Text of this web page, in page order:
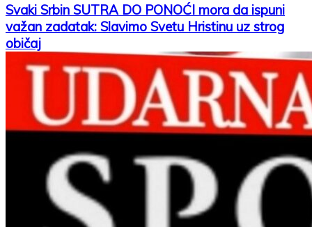
Svaki Srbin SUTRA DO PONOĆI mora da ispuni
važan zadatak: Slavimo Svetu Hristinu uz strog
običaj